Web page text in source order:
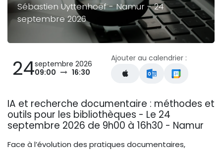
Sébastien Uyttenhoef - Namur - 24
septembre 2026
24septembre 2026
09:00
16:30
Ajouter au calendrier :
IA et recherche documentaire : méthodes et
outils pour les bibliothèques - Le 24
septembre 2026 de 9h00 à 16h30 - Namur
Face à l’évolution des pratiques documentaires,